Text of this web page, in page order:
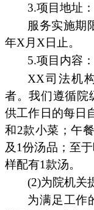
3.项目地址：
服务实施期
年X月X日止。
5.项目内容：
XX司法机
者。我们遵循院
供工作日的每日
和2款小菜；午
及1份汤品；至
样配有1款汤。
(2)为院机关
为满足工作